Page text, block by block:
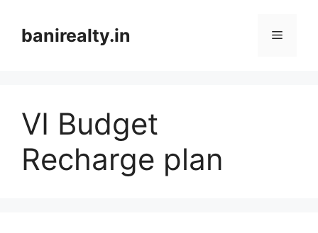
contentbanirealty.in Menu
VI Budget
Recharge plan